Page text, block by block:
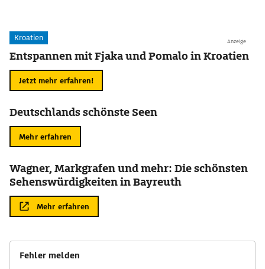
Anzeige
Kroatien
Entspannen mit Fjaka und Pomalo in Kroatien
Jetzt mehr erfahren!
Deutschlands schönste Seen
Mehr erfahren
Wagner, Markgrafen und mehr: Die schönsten
Sehenswürdigkeiten in Bayreuth
Mehr erfahren
Fehler melden